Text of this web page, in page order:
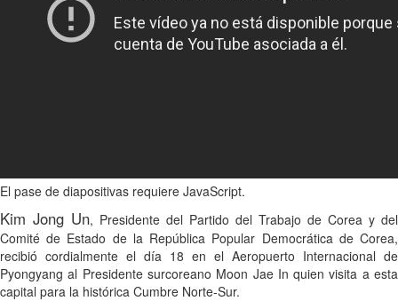
El pase de diapositivas requiere JavaScript.
Kim Jong Un, Presidente del Partido del Trabajo de Corea y del
Comité de Estado de la República Popular Democrática de Corea,
recibió cordialmente el día 18 en el Aeropuerto Internacional de
Pyongyang al Presidente surcoreano Moon Jae In quien visita a esta
capital para la histórica Cumbre Norte-Sur.